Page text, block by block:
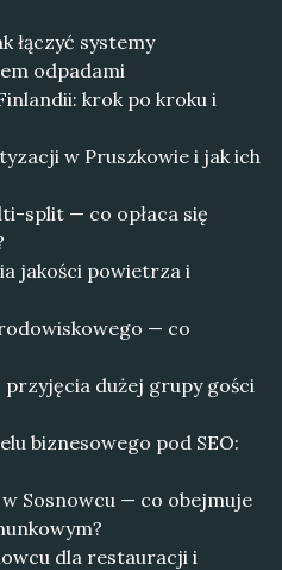
łączyć systemy
odpadami
krok po kroku i
w Pruszkowie i jak ich
split — co opłaca się
jakości powietrza i
— co
dużej grupy gości
biznesowego pod SEO:
Sosnowcu — co obejmuje
dla restauracji i